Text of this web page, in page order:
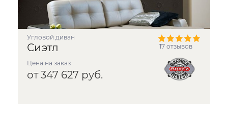
угловой диван
Сиэтл
Цена на заказ
от 347 627 руб.
17 отзывов